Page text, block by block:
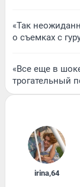
«Так
о съемках с
«Все еще в
трогательный
irina,64